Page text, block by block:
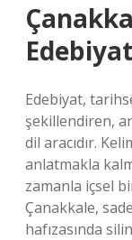
Edebiyat,
şekillendiren,
dil aracıdır.
anlatmakla
zamanla içsel
Çanakkale,
hafızasında